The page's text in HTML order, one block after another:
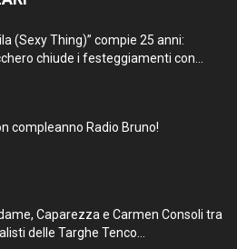
(Sexy Thing)” compie 25 anni:
chiude i festeggiamenti con...
compleanno Radio Bruno!
Caparezza e Carmen Consoli tra
delle Targhe Tenco...